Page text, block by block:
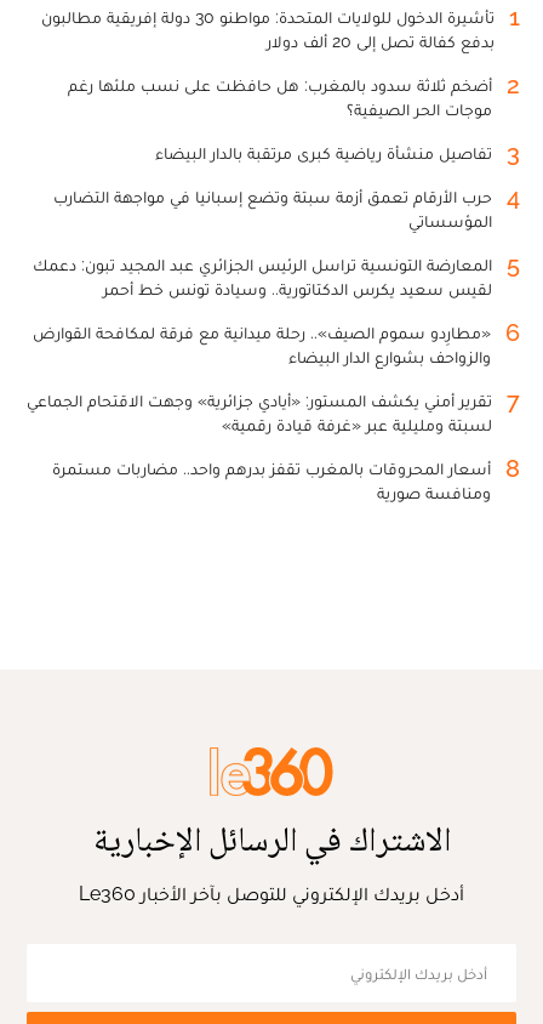
1
تأشيرة الدخول للولايات المتحدة: مواطنو 30 دولة إفريقية مطالبون
بدفع كفالة تصل إلى 20 ألف دولار
2
أضخم ثلاثة سدود بالمغرب: هل حافظت على نسب ملئها رغم
موجات الحر الصيفية؟
3 تفاصيل منشأة رياضية كبرى مرتقبة بالدار البيضاء
4
حرب الأرقام تعمق أزمة سبتة وتضع إسبانيا في مواجهة التضارب
المؤسساتي
5
المعارضة التونسية تراسل الرئيس الجزائري عبد المجيد تبون: دعمك
لقيس سعيد يكرس الدكتاتورية.. وسيادة تونس خط أحمر
6
«مطارِدو سموم الصيف».. رحلة ميدانية مع فرقة لمكافحة القوارض
والزواحف بشوارع الدار البيضاء
7
تقرير أمني يكشف المستور: «أيادي جزائرية» وجهت الاقتحام الجماعي
لسبتة ومليلية عبر «غرفة قيادة رقمية»
8
أسعار المحروقات بالمغرب تقفز بدرهم واحد.. مضاربات مستمرة
ومنافسة صورية
الاشتراك في الرسائل الإخبارية
أدخل بريدك الإلكتروني للتوصل بآخر الأخبار Le360